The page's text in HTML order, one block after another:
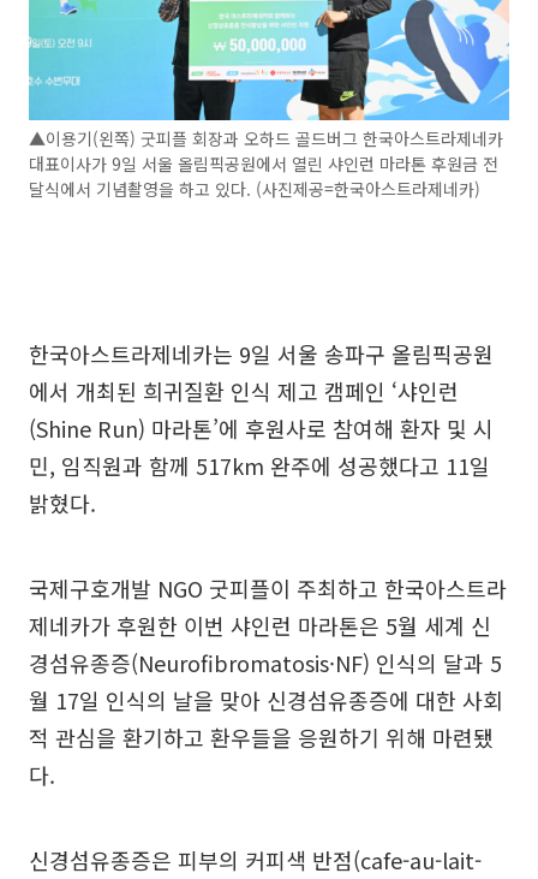
▲이용기(왼쪽) 굿피플 회장과 오하드 골드버그 한국아스트라제네카
대표이사가 9일 서울 올림픽공원에서 열린 샤인런 마라톤 후원금 전
달식에서 기념촬영을 하고 있다. (사진제공=한국아스트라제네카)
한국아스트라제네카는 9일 서울 송파구 올림픽공원
에서 개최된 희귀질환 인식 제고 캠페인 ‘샤인런
(Shine Run) 마라톤’에 후원사로 참여해 환자 및 시
민, 임직원과 함께 517km 완주에 성공했다고 11일
밝혔다.
국제구호개발 NGO 굿피플이 주최하고 한국아스트라
제네카가 후원한 이번 샤인런 마라톤은 5월 세계 신
경섬유종증(Neurofibromatosis·NF) 인식의 달과 5
월 17일 인식의 날을 맞아 신경섬유종증에 대한 사회
적 관심을 환기하고 환우들을 응원하기 위해 마련됐
다.
신경섬유종증은 피부의 커피색 반점(cafe-au-lait-